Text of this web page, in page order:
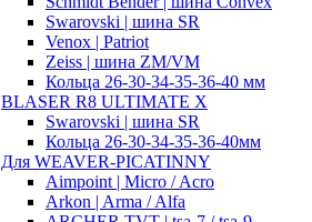
Swarovski | шина SR
Venox | Patriot
Zeiss | шина ZM/VM
Кольца 26-30-34-35-36-40 мм
BLASER R8 ULTIMATE X
Swarovski | шина SR
Кольца 26-30-34-35-36-40мм
Для WEAVER-PICATINNY
Aimpoint | Micro / Acro
Arkon | Arma / Alfa